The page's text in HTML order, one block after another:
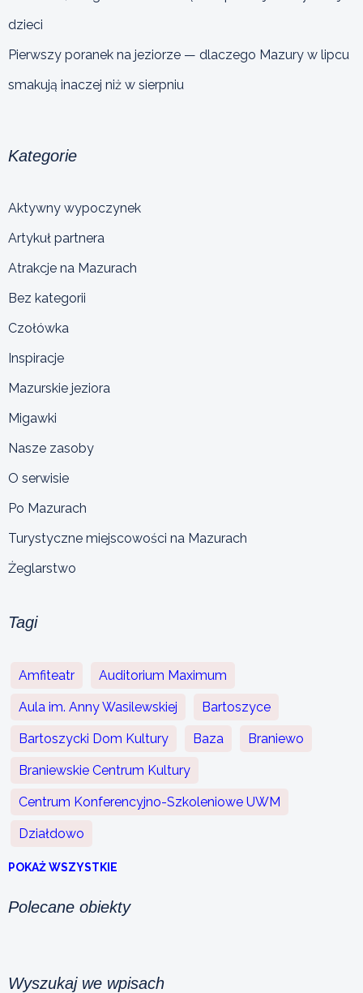
dzieci
Pierwszy poranek na jeziorze — dlaczego Mazury w lipcu
smakują inaczej niż w sierpniu
Kategorie
Aktywny wypoczynek
Artykuł partnera
Atrakcje na Mazurach
Bez kategorii
Czołówka
Inspiracje
Mazurskie jeziora
Migawki
Nasze zasoby
O serwisie
Po Mazurach
Turystyczne miejscowości na Mazurach
Żeglarstwo
Tagi
Amfiteatr Auditorium Maximum
Aula im. Anny Wasilewskiej Bartoszyce
Bartoszycki Dom Kultury Baza Braniewo
Braniewskie Centrum Kultury
Centrum Konferencyjno-Szkoleniowe UWM
Działdowo
POKAŻ WSZYSTKIE
Polecane obiekty
Wyszukaj we wpisach